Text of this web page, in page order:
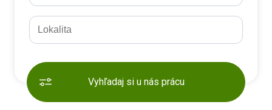
Vyhľadaj si u nás prácu